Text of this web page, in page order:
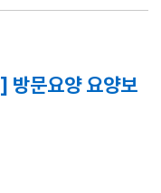
문요양 요양보